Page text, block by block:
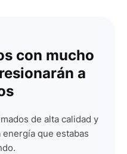
con mucho
a
de alta calidad y
que estabas